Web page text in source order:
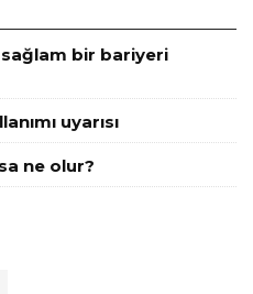
sağlam bir bariyeri
uyarısı
ne olur?